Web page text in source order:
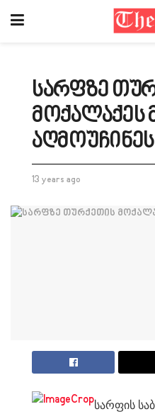
სარფზე
მოქალაქეს
აღმოუჩინეს
13 years ago
სარფის